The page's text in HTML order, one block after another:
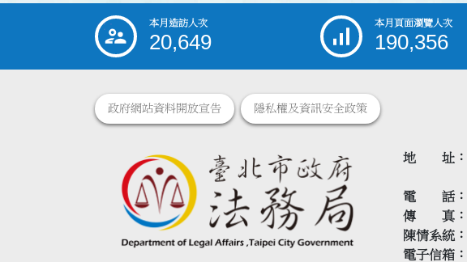
::: 本月造訪人次
20,649
本月頁面瀏覽人次
190,356
政府網站資料開放宣告 隱私權及資訊安全政策
地 址
電 話
傳 真
陳情系統
電子信箱